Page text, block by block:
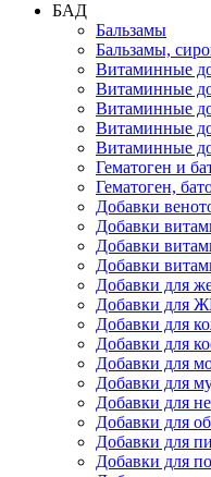
БАД
Бальзамы
Бальзамы,
Витаминные
Витаминные
Витаминные
Витаминные
Витаминные
Гематоген и
Гематоген,
Добавки
Добавки
Добавки
Добавки
Добавки для
Добавки для
Добавки для
Добавки для
Добавки для
Добавки для
Добавки для
Добавки для
Добавки для
Добавки для